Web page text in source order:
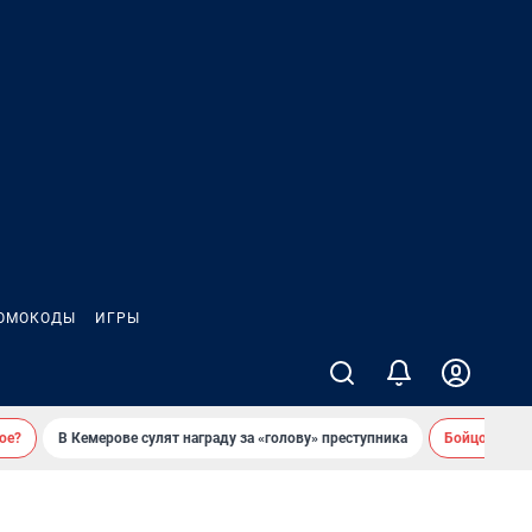
ИГРЫ
В Кемерове сулят награду за «голову» преступника Бойцовский